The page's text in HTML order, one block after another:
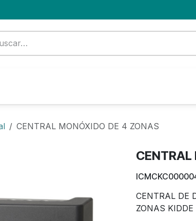
CENTRAL MONÓXIDO DE 4 ZONAS
CENTRAL
CENTRAL DE
ZONAS